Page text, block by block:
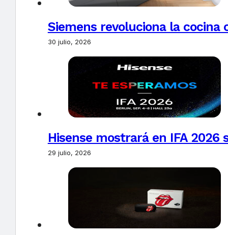
Siemens revoluciona la
30 julio, 2026
Hisense mostrará en IFA
29 julio, 2026